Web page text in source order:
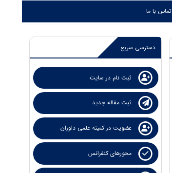
تماس با ما
دسترسی سریع
ثبت نام در سایت
ثبت مقاله جدید
عضویت در کمیته علمی داوران
محورهای کنفرانس